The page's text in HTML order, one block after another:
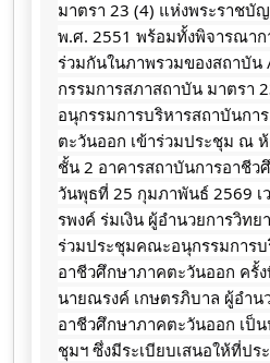
มาตรา 23 (4) แห่งพระราชบั
พ.ศ. 2551 พร้อมทั้งพิจารณา
ร่วมกันในภาพรวมของสถาบัน
กรรมการสภาสถาบัน มาตรา
อนุกรรมการบริหารสถาบันกา
ตะวันออก เข้าร่วมประชุม ณ
ชั้น 2 อาคารสถาบันการอาชีว
วันพุธที่ 25 กุมภาพันธ์ 2569 เ
รพงค์ ร่มเงิน ผู้อำนวยการวิท
ร่วมประชุมคณะอนุกรรมการ
อาชีวศึกษาภาคตะวันออก ครั้
นายณรงค์ เกษตรภิบาล ผู้อำน
อาชีวศึกษาภาคตะวันออก เป็
ชุมฯ ซึ่งมีระเบียบเสนอให้ที่ปร